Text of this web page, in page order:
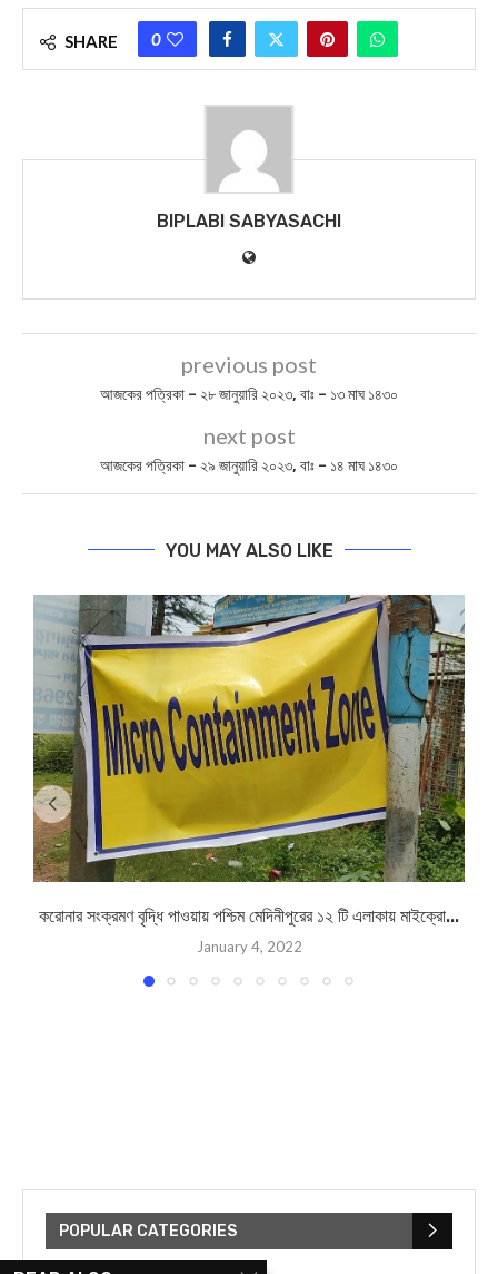
SHARE 0
BIPLABI SABYASACHI
previous post
আজকের পত্রিকা – ২৮ জানুয়ারি ২০২৩, বাঃ – ১৩ মাঘ ১৪৩০
next post
আজকের পত্রিকা – ২৯ জানুয়ারি ২০২৩, বাঃ – ১৪ মাঘ ১৪৩০
YOU MAY ALSO LIKE
করোনার সংক্রমণ বৃদ্ধি পাওয়ায় পশ্চিম মেদিনীপুরের ১২ টি এলাকায় মাইক্রো...
January 4, 2022
POPULAR CATEGORIES